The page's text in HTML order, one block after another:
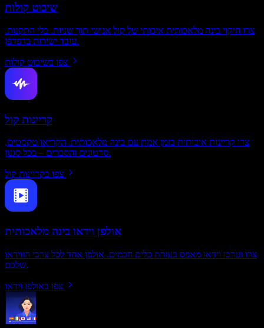
שיבוט קולות
צרו חיקוי בינה מלאכותית איכותי של קול אנושי תוך שניות. בלי התקנות.
עובד ישירות בדפדפן.
צפו בשיבוט קולות
קריינות קול
צרו קריינות איכותית בזמן אמת עם בינה מלאכותית. הקריאו טקסטים,
סרטונים והסברים – בכל סגנון.
צפו בקריינות קול
אולפן וידאו בינה מלאכותית
צרו וערכו וידאו מאפס בעזרת כלים חכמים. אולפן אחד לכל צרכי הווידאו
שלכם.
צפו באולפן וידאו